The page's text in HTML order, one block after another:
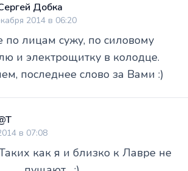
Добка
2014 в 06:20
по лицам сужу, по силовому
и электрощитку в колодце.
последнее слово за Вами :)
в 07:08
как я и близко к Лавре не